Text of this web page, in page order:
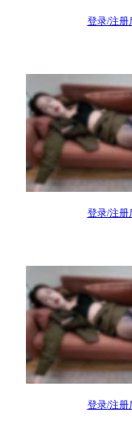
登录/注册
登录/注册
登录/注册